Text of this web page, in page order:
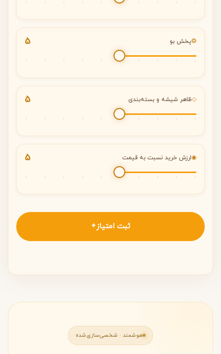
❂پخش بو 5
◇ظاهر شیشه و بسته‌بندی 5
◉ارزش خرید نسبت به قیمت 5
ثبت امتیاز ✦
هوشمند · شخصی‌سازی‌شده